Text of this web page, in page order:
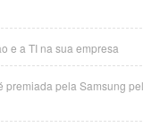
e a TI na sua empresa
premiada pela Samsung